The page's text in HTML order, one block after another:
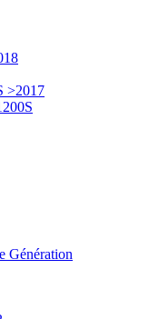
>2017
Génération